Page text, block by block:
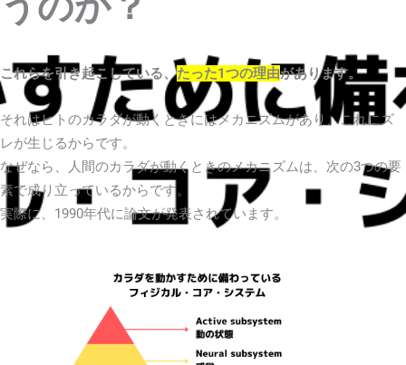
これらを引き起こしている、たった1つの理由があります。
それはヒトのカラダが動くときにはメカニズムがあり、これにズ
レが生じるからです。
なぜなら、人間のカラダが動くときのメカニズムは、次の3つの要
素で成り立っているからです。
実際に、1990年代に論文が発表されています。